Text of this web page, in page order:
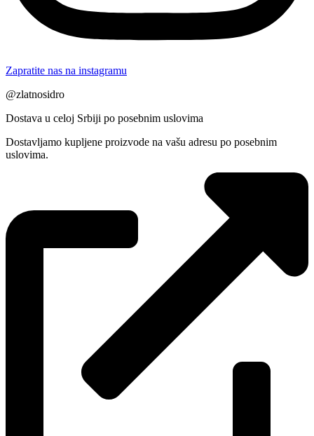
Zapratite nas na instagramu
@zlatnosidro
Dostava u celoj Srbiji po posebnim uslovima
Dostavljamo kupljene proizvode na vašu adresu po posebnim
uslovima.